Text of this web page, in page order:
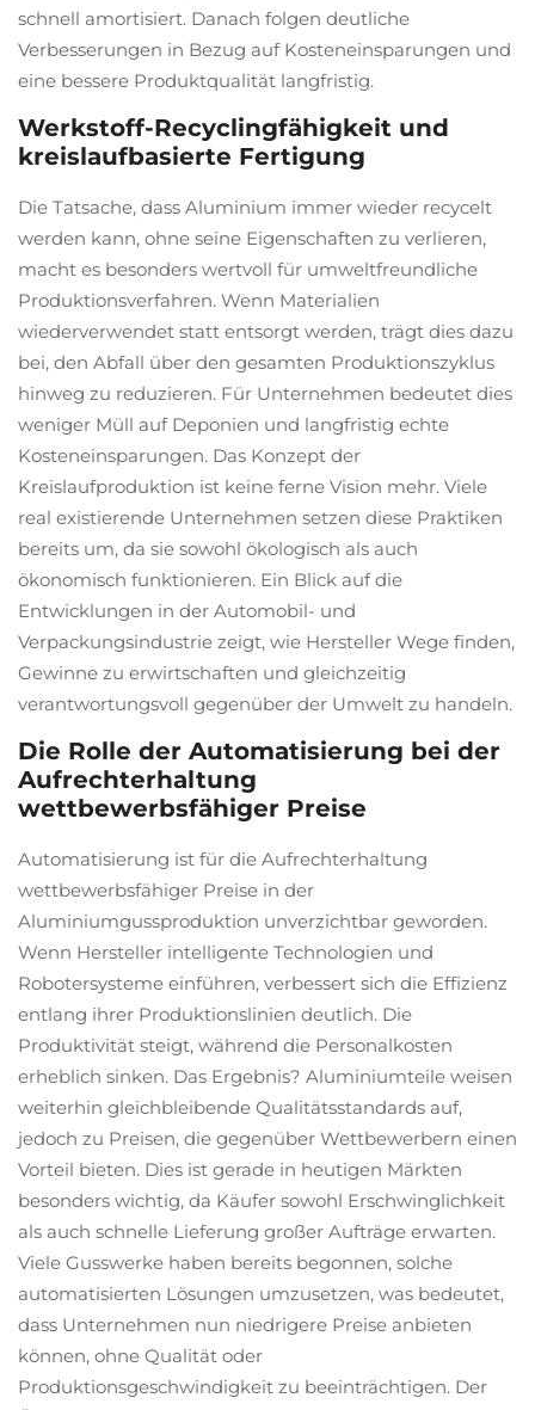
schnell amortisiert. Danach folgen deutliche
Verbesserungen in Bezug auf Kosteneinsparungen und
eine bessere Produktqualität langfristig.
Werkstoff-Recyclingfähigkeit und
kreislaufbasierte Fertigung
Die Tatsache, dass Aluminium immer wieder recycelt
werden kann, ohne seine Eigenschaften zu verlieren,
macht es besonders wertvoll für umweltfreundliche
Produktionsverfahren. Wenn Materialien
wiederverwendet statt entsorgt werden, trägt dies dazu
bei, den Abfall über den gesamten Produktionszyklus
hinweg zu reduzieren. Für Unternehmen bedeutet dies
weniger Müll auf Deponien und langfristig echte
Kosteneinsparungen. Das Konzept der
Kreislaufproduktion ist keine ferne Vision mehr. Viele
real existierende Unternehmen setzen diese Praktiken
bereits um, da sie sowohl ökologisch als auch
ökonomisch funktionieren. Ein Blick auf die
Entwicklungen in der Automobil- und
Verpackungsindustrie zeigt, wie Hersteller Wege finden,
Gewinne zu erwirtschaften und gleichzeitig
verantwortungsvoll gegenüber der Umwelt zu handeln.
Die Rolle der Automatisierung bei der
Aufrechterhaltung
wettbewerbsfähiger Preise
Automatisierung ist für die Aufrechterhaltung
wettbewerbsfähiger Preise in der
Aluminiumgussproduktion unverzichtbar geworden.
Wenn Hersteller intelligente Technologien und
Robotersysteme einführen, verbessert sich die Effizienz
entlang ihrer Produktionslinien deutlich. Die
Produktivität steigt, während die Personalkosten
erheblich sinken. Das Ergebnis? Aluminiumteile weisen
weiterhin gleichbleibende Qualitätsstandards auf,
jedoch zu Preisen, die gegenüber Wettbewerbern einen
Vorteil bieten. Dies ist gerade in heutigen Märkten
besonders wichtig, da Käufer sowohl Erschwinglichkeit
als auch schnelle Lieferung großer Aufträge erwarten.
Viele Gusswerke haben bereits begonnen, solche
automatisierten Lösungen umzusetzen, was bedeutet,
dass Unternehmen nun niedrigere Preise anbieten
können, ohne Qualität oder
Produktionsgeschwindigkeit zu beeinträchtigen. Der